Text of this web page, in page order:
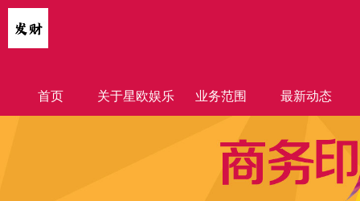
首页 关于星欧娱乐 业务范围 最新动态